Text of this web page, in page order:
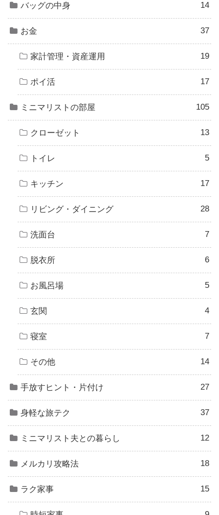
バッグの中身 14
お金 37
家計管理・資産運用 19
ポイ活 17
ミニマリストの部屋 105
クローゼット 13
トイレ 5
キッチン 17
リビング・ダイニング 28
洗面台 7
脱衣所 6
お風呂場 5
玄関 4
寝室 7
その他 14
手放すヒント・片付け 27
身軽な旅テク 37
ミニマリスト夫との暮らし 12
メルカリ攻略法 18
ラク家事 15